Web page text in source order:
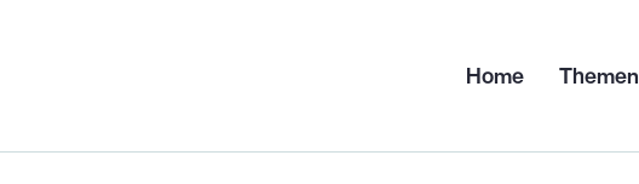
Home Themen